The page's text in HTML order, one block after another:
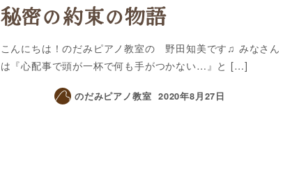
秘密の約束の物語
こんにちは！のだみピアノ教室の 野田知美です♫ みなさん
は『心配事で頭が一杯で何も手がつかない…』と […]
のだみピアノ教室 2020年8月27日